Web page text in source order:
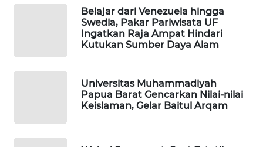
Belajar dari Venezuela hingga
Swedia, Pakar Pariwisata UF
Ingatkan Raja Ampat Hindari
Kutukan Sumber Daya Alam
Universitas Muhammadiyah
Papua Barat Gencarkan Nilai-nilai
Keislaman, Gelar Baitul Arqam
KOPEKLIN